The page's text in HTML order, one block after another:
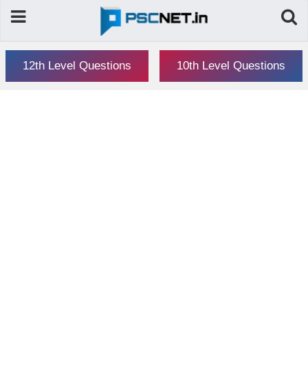
12th Level Questions 10th Level Questions